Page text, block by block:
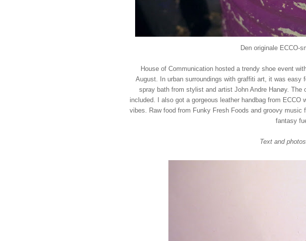
Den originale ECCO-
House of Communication hosted a trendy shoe event
August. In urban surroundings with graffiti art, it was
spray bath from stylist and artist John Andre Hanøy.
included. I also got a gorgeous leather handbag from
vibes. Raw food from Funky Fresh Foods and groovy
fantasy
Text and